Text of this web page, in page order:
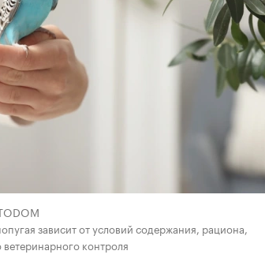
зависит от условий содержания, рациона,
контроля